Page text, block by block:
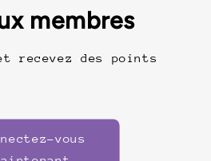
membres
et recevez des points
vous